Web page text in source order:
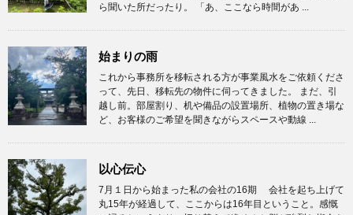
ら聞いた所だったり。 「あ、ここなら時間があ ...
始まりの雨
これから事務所を移転される方が事業風水をご依頼くださ
って、先日、移転先の物件に伺ってきました。 まだ、引
越し前。部屋割り、机や備品の設置場所、植物の置き場な
ど、お客様のご希望を聞きながらスペースや動線 ...
以心伝心
7月１日から始まった私の会社の16期 会社を起ち上げて
丸15年が経過して、ここからは16年目ということ。感慨